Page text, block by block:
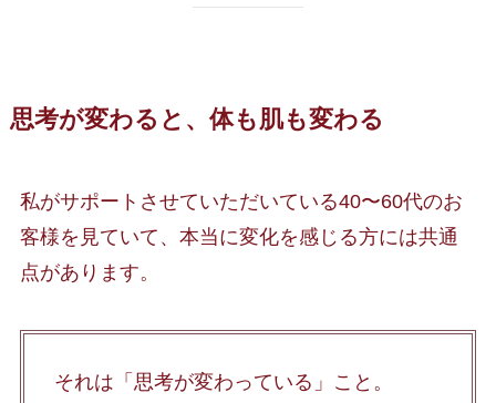
思考が変わると、体も肌も変わる
私がサポートさせていただいている40〜60代のお
客様を見ていて、本当に変化を感じる方には共通
点があります。
それは「思考が変わっている」こと。